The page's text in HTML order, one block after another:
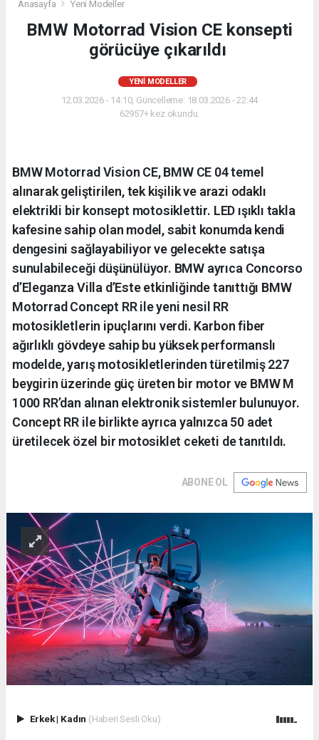
Anasayfa Yeni Modeller
BMW Motorrad Vision CE konsepti
görücüye çıkarıldı
YENI MODELLER
12.03.2026 - 14:10, Güncelleme: 18.03.2026 - 22:44
62957+ kez okundu.
BMW Motorrad Vision CE, BMW CE 04 temel
alınarak geliştirilen, tek kişilik ve arazi odaklı
elektrikli bir konsept motosiklettir. LED ışıklı takla
kafesine sahip olan model, sabit konumda kendi
dengesini sağlayabiliyor ve gelecekte satışa
sunulabileceği düşünülüyor. BMW ayrıca Concorso
d’Eleganza Villa d’Este etkinliğinde tanıttığı BMW
Motorrad Concept RR ile yeni nesil RR
motosikletlerin ipuçlarını verdi. Karbon fiber
ağırlıklı gövdeye sahip bu yüksek performanslı
modelde, yarış motosikletlerinden türetilmiş 227
beygirin üzerinde güç üreten bir motor ve BMW M
1000 RR’dan alınan elektronik sistemler bulunuyor.
Concept RR ile birlikte ayrıca yalnızca 50 adet
üretilecek özel bir motosiklet ceketi de tanıtıldı.
ABONE OL
Erkek| Kadın (Haberi Sesli Oku)